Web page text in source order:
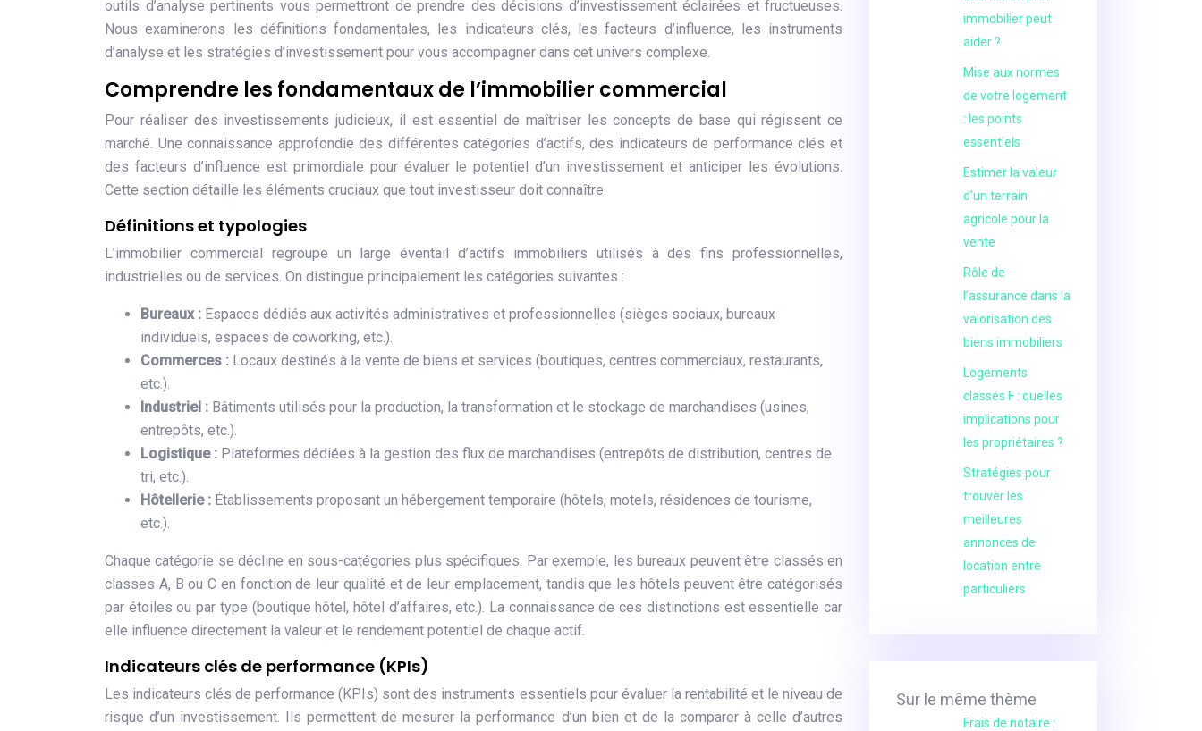
outils d’analyse pertinents vous permettront de prendre des décisions d’investissement éclairées et fructueuses.
Nous examinerons les définitions fondamentales, les indicateurs clés, les facteurs d’influence, les instruments
d’analyse et les stratégies d’investissement pour vous accompagner dans cet univers complexe.
Comprendre les fondamentaux de l’immobilier commercial
Pour réaliser des investissements judicieux, il est essentiel de maîtriser les concepts de base qui régissent ce
marché. Une connaissance approfondie des différentes catégories d’actifs, des indicateurs de performance clés et
des facteurs d’influence est primordiale pour évaluer le potentiel d’un investissement et anticiper les évolutions.
Cette section détaille les éléments cruciaux que tout investisseur doit connaître.
Définitions et typologies
L’immobilier commercial regroupe un large éventail d’actifs immobiliers utilisés à des fins professionnelles,
industrielles ou de services. On distingue principalement les catégories suivantes :
Bureaux : Espaces dédiés aux activités administratives et professionnelles (sièges sociaux, bureaux
individuels, espaces de coworking, etc.).
Commerces : Locaux destinés à la vente de biens et services (boutiques, centres commerciaux, restaurants,
etc.).
Industriel : Bâtiments utilisés pour la production, la transformation et le stockage de marchandises (usines,
entrepôts, etc.).
Logistique : Plateformes dédiées à la gestion des flux de marchandises (entrepôts de distribution, centres de
tri, etc.).
Hôtellerie : Établissements proposant un hébergement temporaire (hôtels, motels, résidences de tourisme,
etc.).
Chaque catégorie se décline en sous-catégories plus spécifiques. Par exemple, les bureaux peuvent être classés en
classes A, B ou C en fonction de leur qualité et de leur emplacement, tandis que les hôtels peuvent être catégorisés
par étoiles ou par type (boutique hôtel, hôtel d’affaires, etc.). La connaissance de ces distinctions est essentielle car
elle influence directement la valeur et le rendement potentiel de chaque actif.
Indicateurs clés de performance (KPIs)
Les indicateurs clés de performance (KPIs) sont des instruments essentiels pour évaluer la rentabilité et le niveau de
risque d’un investissement. Ils permettent de mesurer la performance d’un bien et de la comparer à celle d’autres
immobilier peut
aider ?
Mise aux normes
de votre logement
: les points
essentiels
Estimer la valeur
d’un terrain
agricole pour la
vente
Rôle de
l’assurance dans la
valorisation des
biens immobiliers
Logements
classés F : quelles
implications pour
les propriétaires ?
Stratégies pour
trouver les
meilleures
annonces de
location entre
particuliers
Sur le même thème
Frais de notaire :